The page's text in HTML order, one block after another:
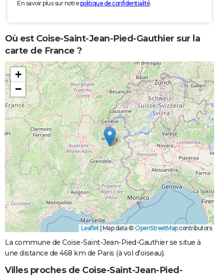
En savoir plus sur notrepolitique de confidentialité.
Où est Coise-Saint-Jean-Pied-Gauthier sur la
carte de France ?
+
−
Leaflet Map data © OpenStreetMapcontributors
La commune de Coise-Saint-Jean-Pied-Gauthier se situe à
une distance de 468 km de Paris (à vol d'oiseau).
Villes proches de Coise-Saint-Jean-Pied-